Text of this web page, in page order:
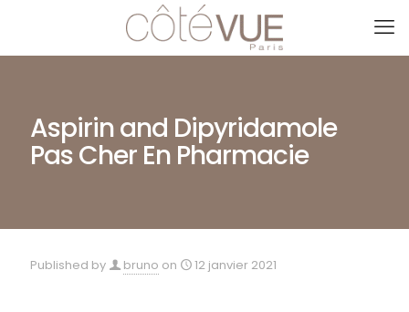
Aspirin and Dipyridamole
Pas Cher En Pharmacie
Published by bruno on 12 janvier 2021